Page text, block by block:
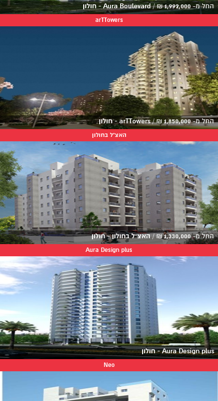
החל מ-1,992,000
₪
/Aura Boulevard - חולון
arTTowers
החל מ-1,850,000
₪
/arTTowers - חולון
האצ"ל בחולון
החל מ-1,330,000
₪
/ האצ"ל בחולון - חולון
Aura Design plus
Aura Design plus - חולון
Neo